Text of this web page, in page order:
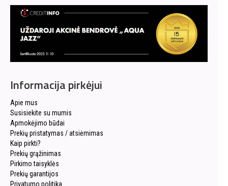
Informacija pirkėjui
Apie mus
Susisiekite su mumis
Apmokėjimo būdai
Prekių pristatymas / atsiėmimas
Kaip pirkti?
Prekių grąžinimas
Pirkimo taisyklės
Prekių garantijos
Privatumo politika